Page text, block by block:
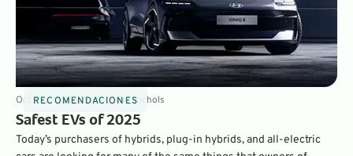
RECOMENDACIONES
Oct 28, 20255minByDavid Nichols
Safest EVs of 2025
Today’s purchasers of hybrids, plug-in hybrids, and all-electric